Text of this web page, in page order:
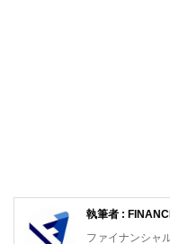
執筆者 :
ファイナンシャ